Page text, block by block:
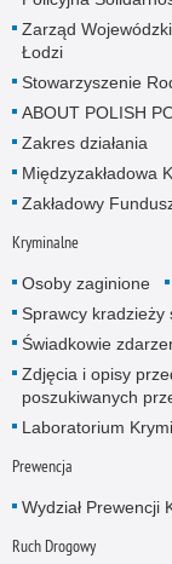
Zarząd
Łodzi
Stowarzyszenie
ABOUT POLISH
Zakres działania
Międzyzakładowa
Zakładowy
Kryminalne
Osoby zaginione
Sprawcy kradzieży
Świadkowie
Zdjęcia i opisy
poszukiwanych
Laboratorium
Prewencja
Wydział Prewencji
Ruch Drogowy